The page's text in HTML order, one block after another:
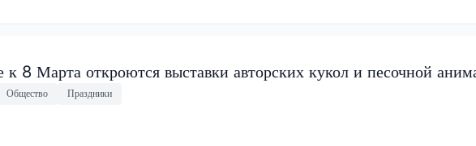
к 8 Марта откроются выставки авторских кукол и песочной
Общество Праздники